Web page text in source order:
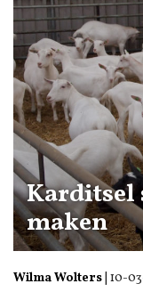
Karditsel
maken
Wilma Wolters 10-